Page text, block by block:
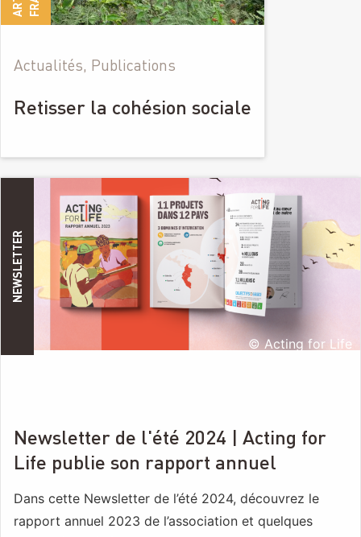
Actualités, Publications
Retisser la cohésion sociale
NEWSLETTER
© Acting for Life
Newsletter de l'été 2024 | Acting for
Life publie son rapport annuel
Dans cette Newsletter de l’été 2024, découvrez le
rapport annuel 2023 de l’association et quelques